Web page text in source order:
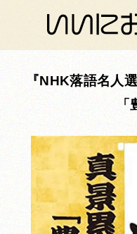
NHK落語名人